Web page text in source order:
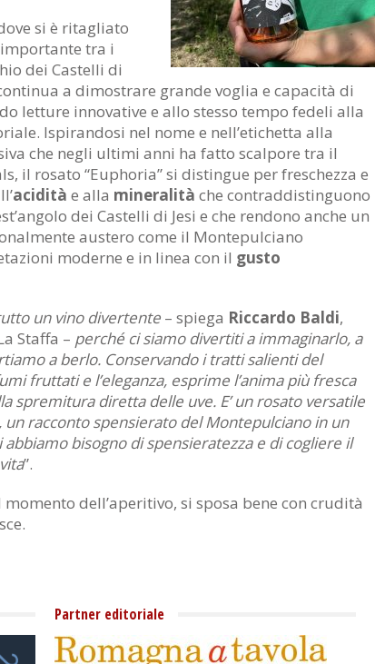
si è ritagliato
tra i
dei Castelli di
a dimostrare grande voglia e capacità di
letture innovative e allo stesso tempo fedeli alla
Ispirandosi nel nome e nell’etichetta alla
che negli ultimi anni ha fatto scalpore tra il
il rosato “Euphoria” si distingue per freschezza e
acidità e alla mineralità che contraddistinguono
dei Castelli di Jesi e che rendono anche un
austero come il Montepulciano
moderne e in linea con il gusto
un vino divertente – spiega Riccardo Baldi,
Staffa – perché ci siamo divertiti a immaginarlo, a
a berlo. Conservando i tratti salienti del
fruttati e l’eleganza, esprime l’anima più fresca
spremitura diretta delle uve. E’ un rosato versatile
un racconto spensierato del Montepulciano in un
bisogno di spensieratezza e di cogliere il
”.
dell’aperitivo, si sposa bene con crudità
Partner editoriale